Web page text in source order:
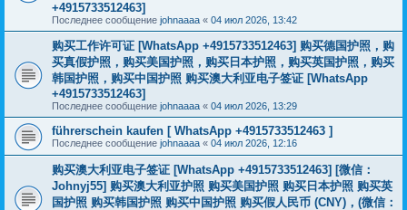
+4915733512463]
Последнее сообщение johnaaaa « 04 июл 2026, 13:42
购买工作许可证 [WhatsApp +4915733512463] 购买德国护照，购
买真假护照，购买美国护照，购买日本护照，购买英国护照，购买
韩国护照，购买中国护照 购买澳大利亚电子签证 [WhatsApp
+4915733512463]
Последнее сообщение johnaaaa « 04 июл 2026, 13:29
führerschein kaufen [ WhatsApp +4915733512463 ]
Последнее сообщение johnaaaa « 04 июл 2026, 12:16
购买澳大利亚电子签证 [WhatsApp +4915733512463] [微信：
Johnyj55] 购买澳大利亚护照 购买美国护照 购买日本护照 购买英
国护照 购买韩国护照 购买中国护照 购买假人民币 (CNY)，(微信：